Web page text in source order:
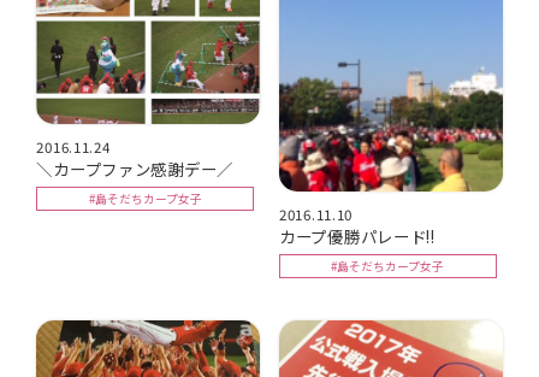
2016.11.24
＼カープファン感謝デー／
#島そだちカープ女子
2016.11.10
カープ優勝パレード!!
#島そだちカープ女子